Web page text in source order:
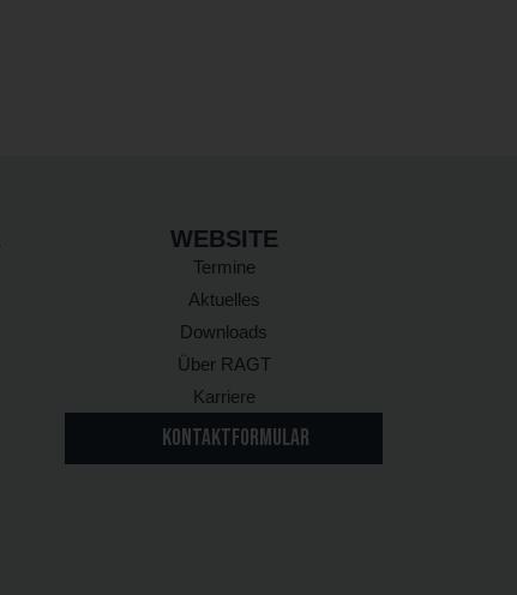
WEBSITE
Termine
Aktuelles
Downloads
Über RAGT
Karriere
KONTAKTFORMULAR